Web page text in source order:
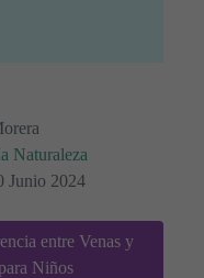
Naturaleza
Junio 2024
entre Venas y
Niños